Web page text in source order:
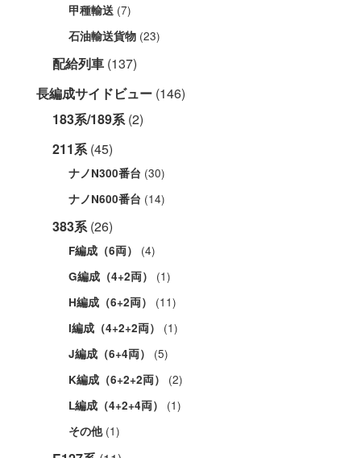
甲種輸送 (7)
石油輸送貨物 (23)
配給列車 (137)
長編成サイドビュー (146)
183系/189系(2)
211系(45)
ナノN300番台 (30)
ナノN600番台 (14)
383系(26)
F編成（6両） (4)
G編成（4+2両） (1)
H編成（6+2両） (11)
I編成（4+2+2両） (1)
J編成（6+4両） (5)
K編成（6+2+2両） (2)
L編成（4+2+4両） (1)
その他(1)